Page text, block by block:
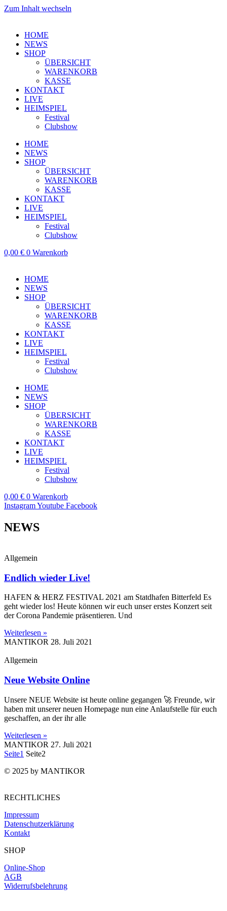
Zum Inhalt wechseln
HOME
NEWS
SHOP
ÜBERSICHT
WARENKORB
KASSE
KONTAKT
LIVE
HEIMSPIEL
Festival
Clubshow
HOME
NEWS
SHOP
ÜBERSICHT
WARENKORB
KASSE
KONTAKT
LIVE
HEIMSPIEL
Festival
Clubshow
0,00 € 0 Warenkorb
HOME
NEWS
SHOP
ÜBERSICHT
WARENKORB
KASSE
KONTAKT
LIVE
HEIMSPIEL
Festival
Clubshow
HOME
NEWS
SHOP
ÜBERSICHT
WARENKORB
KASSE
KONTAKT
LIVE
HEIMSPIEL
Festival
Clubshow
0,00 € 0 Warenkorb
InstagramYoutube Facebook
NEWS
Allgemein
Endlich wieder Live!
HAFEN & HERZ FESTIVAL 2021 am Statdhafen Bitterfeld Es
geht wieder los! Heute können wir euch unser erstes Konzert seit
der Corona Pandemie präsentieren. Und
Weiterlesen »
MANTIKOR 28. Juli 2021
Allgemein
Neue Website Online
Unsere NEUE Website ist heute online gegangen 🚀 Freunde, wir
haben mit unserer neuen Homepage nun eine Anlaufstelle für euch
geschaffen, an der ihr alle
Weiterlesen »
MANTIKOR 27. Juli 2021
Seite1 Seite2
© 2025 by MANTIKOR
RECHTLICHES
Impressum
Datenschutzerklärung
Kontakt
SHOP
Online-Shop
AGB
Widerrufsbelehrung